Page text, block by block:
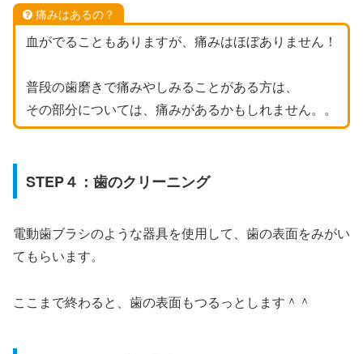
痛みはあるの？
血がでることもありますが、痛みはほぼありません！
普段の歯磨きで痛みやしみることがある方は、
その部分については、痛みがあるかもしれません。。
STEP４：歯のクリーニング
電動歯ブラシのような器具を使用して、歯の表面をみがい
てもらいます。
ここまで終わると、歯の表面もつるっとします＾＾